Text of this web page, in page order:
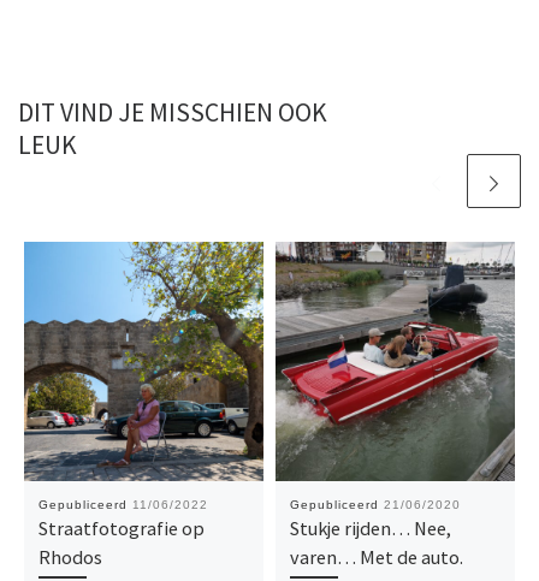
DIT VIND JE MISSCHIEN OOK
LEUK
Gepubliceerd 11/06/2022
Straatfotografie op
Rhodos
Gepubliceerd 21/06/2020
Stukje rijden… Nee,
varen… Met de auto.